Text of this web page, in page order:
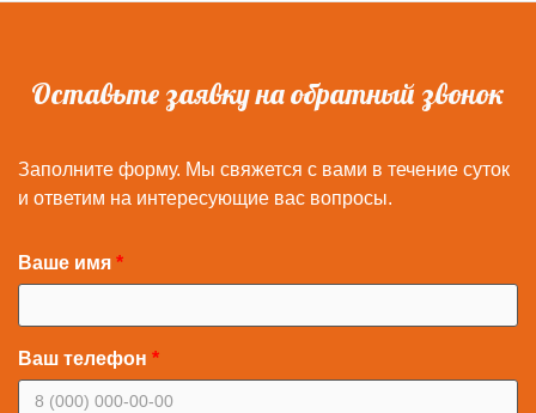
Оставьте заявку на обратный звонок
Заполните форму. Мы свяжется с вами в течение суток
и ответим на интересующие вас вопросы.
Ваше имя
Ваш телефон